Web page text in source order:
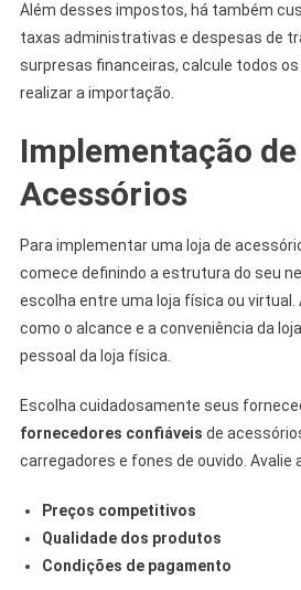
Além desses impostos, há também
taxas administrativas e despesas de
surpresas financeiras, calcule todos
realizar a importação.
Implementação
Acessórios
Para implementar uma loja de
comece definindo a estrutura do seu
escolha entre uma loja física ou
como o alcance e a conveniência da
pessoal da loja física.
Escolha cuidadosamente seus
fornecedores confiáveis de
carregadores e fones de ouvido. Avalie
Preços competitivos
Qualidade dos produtos
Condições de pagamento